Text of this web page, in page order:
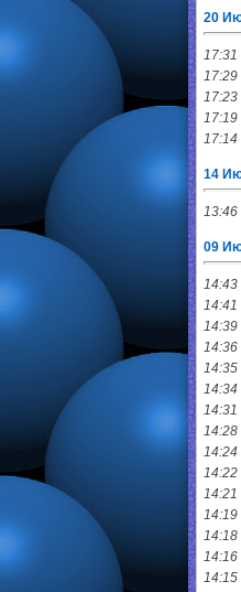
20
17:31
17:29
17:23
17:19
17:14
14
13:46
09
14:43
14:41
14:39
14:36
14:35
14:34
14:31
14:28
14:24
14:22
14:21
14:19
14:18
14:16
14:15